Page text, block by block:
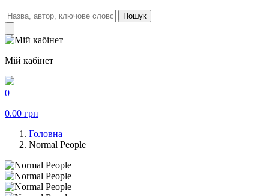
Пошук
Мій кабінет
0
0.00 грн
Головна
Normal People